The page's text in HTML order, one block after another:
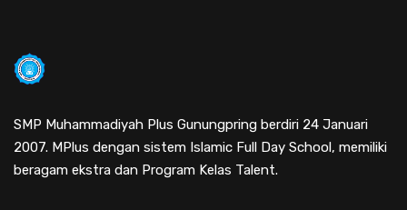
SMP Muhammadiyah Plus Gunungpring berdiri 24 Januari
2007. MPlus dengan sistem Islamic Full Day School, memiliki
beragam ekstra dan Program Kelas Talent.